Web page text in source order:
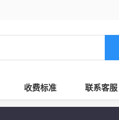
收费标准 联系客服